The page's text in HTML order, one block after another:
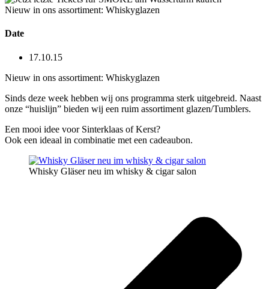
Nieuw in ons assortiment: Whiskyglazen
Date
17.10.15
Nieuw in ons assortiment: Whiskyglazen
Sinds deze week hebben wij ons programma sterk uitgebreid. Naast
onze “huislijn” bieden wij een ruim assortiment glazen/Tumblers.
Een mooi idee voor Sinterklaas of Kerst?
Ook een ideaal in combinatie met een cadeaubon.
Whisky Gläser neu im whisky & cigar salon